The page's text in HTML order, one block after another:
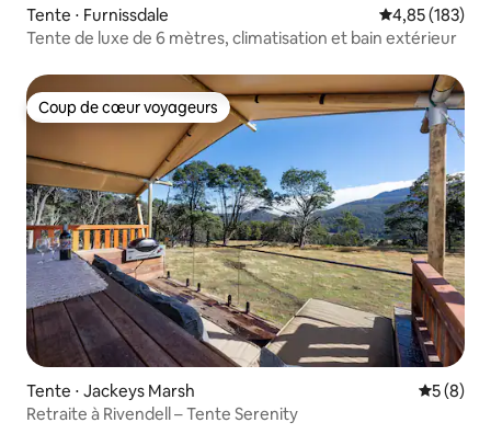
Tente ⋅ Furnissdale Évaluation
4,85 (183)
Tente de luxe de 6 mètres, climatisation et bain extérieur
Coup de cœur voyageurs
Coup de cœur voyageurs
Tente ⋅ Jackeys Marsh
5 (8)
Retraite à Rivendell – Tente Serenity